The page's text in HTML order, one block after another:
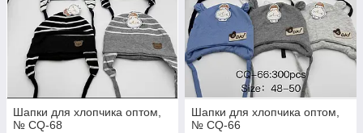
Шапки для хлопчика оптом,
№ CQ-68
Шапки для хлопчика оптом,
№ CQ-66